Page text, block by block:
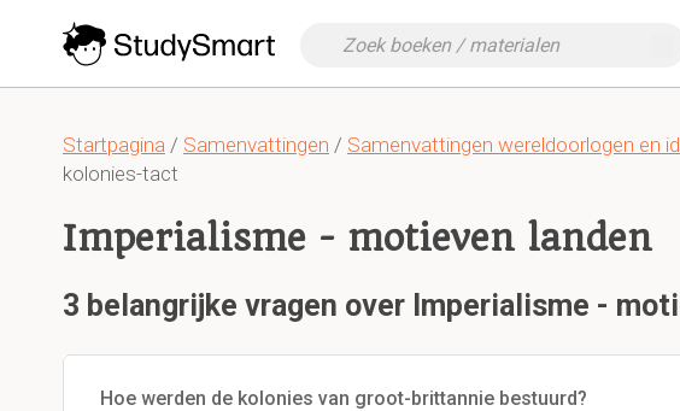
Startpagina / Samenvattingen / Samenvattingen wereldoorlogen en
kolonies-tact
Imperialisme - motieven landen
3 belangrijke vragen over Imperialisme -
Hoe werden de kolonies van groot-brittannie bestuurd?